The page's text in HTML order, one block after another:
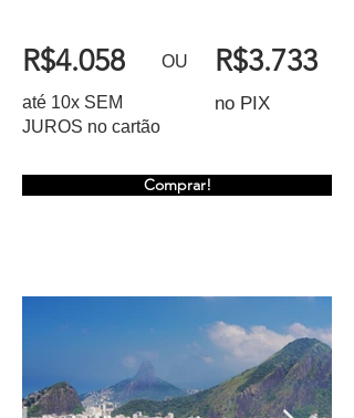
R$4.058 OU
Comprar!
R$3.733
até 10x SEM
JUROS no cartão
no PIX